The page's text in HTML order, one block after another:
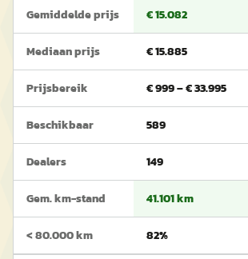
Gemiddelde prijs € 15.082
Mediaan prijs € 15.885
Prijsbereik € 999 – € 33.995
Beschikbaar 589
Dealers 149
Gem. km-stand 41.101 km
< 80.000 km 82%